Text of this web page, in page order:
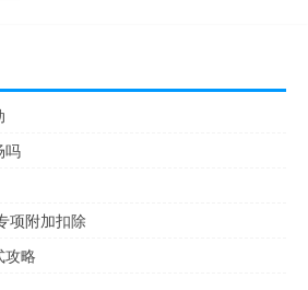
吗
项附加扣除
攻略